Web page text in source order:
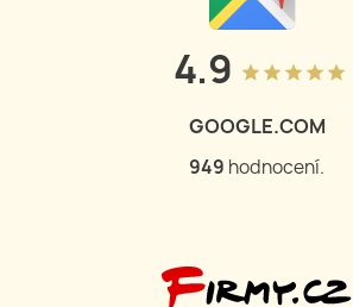
4.9 grade grade grade grade grade
GOOGLE.COM
950 hodnocení.